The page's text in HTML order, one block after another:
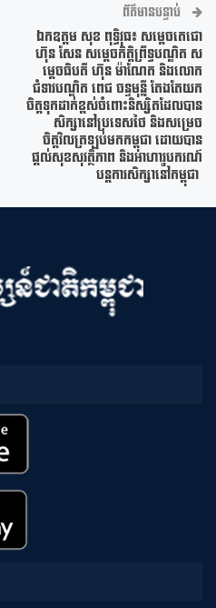
ព័ត៌មានបន្ទាប់
ឯកឧត្តម សុខ ពុទ្ធិវុធ៖ សម្តេចតេជោ
ហ៊ុន សែន សម្តេចកិត្តិព្រឹទ្ធបណ្ឌិត ស
ម្តេចធិបតី ហ៊ុន ម៉ាណែត និងលោក
ជំទាវបណ្ឌិត ពេជ ចន្ទមុន្នី តែងតែយក
ចិត្តទុកដាក់ខ្ពស់ចំពោះនិស្សិតដែលបាន
សិក្សានៅប្រទេសថៃ និងសម្រេច
ចិត្តវិលត្រឡប់មកកម្ពុជា ដោយបាន
ផ្តល់សុខសុវត្ថិភាព និងអាហារូបករណ៍
បន្តការសិក្សានៅកម្ពុជា